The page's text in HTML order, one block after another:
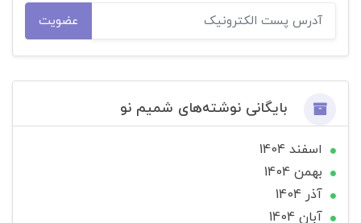
عضویت
بایگانی نوشته‌های شمیم نو
اسفند 1404
بهمن 1404
آذر 1404
آبان 1404